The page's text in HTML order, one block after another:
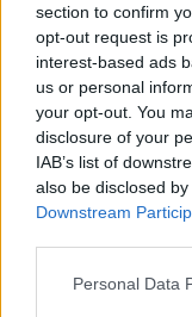
section to confirm
opt-out request is
interest-based ads
us or personal
your opt-out. You
disclosure of your
IAB’s list of
also be disclosed
Downstream
Personal Data
και μάθετε
Διαβάστε
Ομορφιά,
Pink.gr!